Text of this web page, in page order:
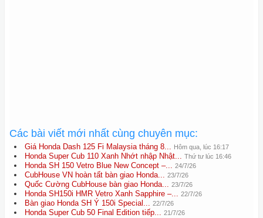
Các bài viết mới nhất cùng chuyên mục:
Giá Honda Dash 125 Fi Malaysia tháng 8... Hôm qua, lúc 16:17
Honda Super Cub 110 Xanh Nhớt nhập Nhật... Thứ tư lúc 16:46
Honda SH 150 Vetro Blue New Concept –... 24/7/26
CubHouse VN hoàn tất bàn giao Honda... 23/7/26
Quốc Cường CubHouse bàn giao Honda... 23/7/26
Honda SH150i HMR Vetro Xanh Sapphire –... 22/7/26
Bàn giao Honda SH Ý 150i Special... 22/7/26
Honda Super Cub 50 Final Edition tiếp... 21/7/26